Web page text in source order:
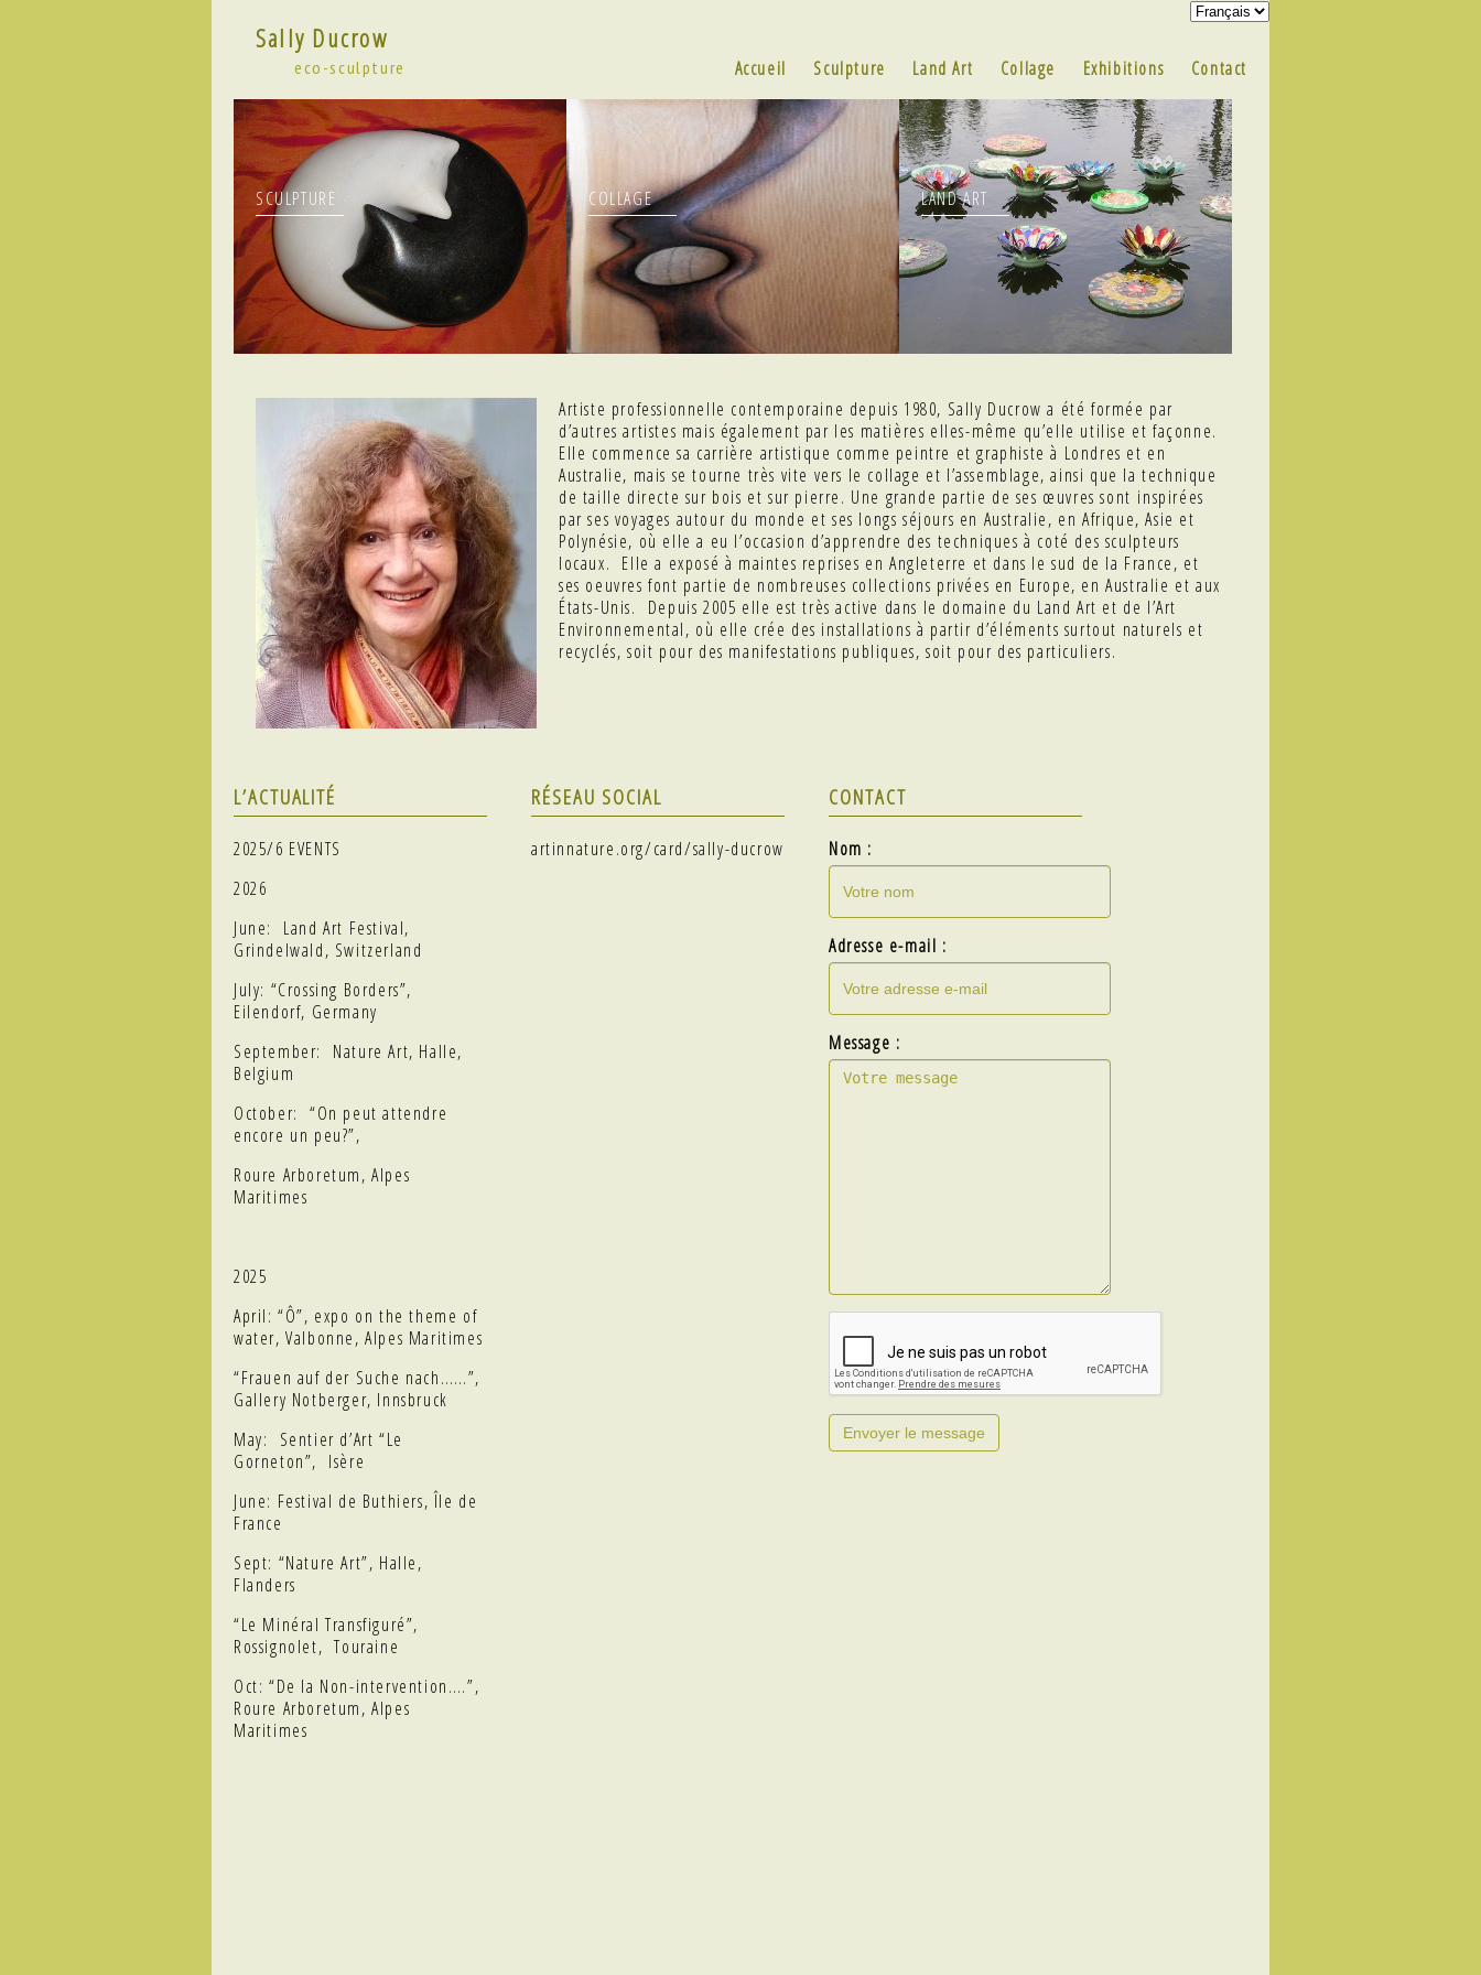
Sally Ducrow
eco-sculpture Accueil Sculpture Land Art Collage Exhibitions Contact
SCULPTURE COLLAGE LAND ART
Artiste professionnelle contemporaine depuis 1980, Sally Ducrow a été formée par
d’autres artistes mais également par les matières elles-même qu’elle utilise et façonne.
Elle commence sa carrière artistique comme peintre et graphiste à Londres et en
Australie, mais se tourne très vite vers le collage et l’assemblage, ainsi que la technique
de taille directe sur bois et sur pierre. Une grande partie de ses œuvres sont inspirées
par ses voyages autour du monde et ses longs séjours en Australie, en Afrique, Asie et
Polynésie, où elle a eu l’occasion d’apprendre des techniques à coté des sculpteurs
locaux. Elle a exposé à maintes reprises en Angleterre et dans le sud de la France, et
ses oeuvres font partie de nombreuses collections privées en Europe, en Australie et aux
États-Unis. Depuis 2005 elle est très active dans le domaine du Land Art et de l’Art
Environnemental, où elle crée des installations à partir d’éléments surtout naturels et
recyclés, soit pour des manifestations publiques, soit pour des particuliers.
L’ACTUALITÉ
2025/6 EVENTS
2026
June: Land Art Festival,
Grindelwald, Switzerland
July: “Crossing Borders”,
Eilendorf, Germany
September: Nature Art, Halle,
Belgium
October: “On peut attendre
encore un peu?”,
Roure Arboretum, Alpes
Maritimes
2025
April: “Ô”, expo on the theme of
water, Valbonne, Alpes Maritimes
“Frauen auf der Suche nach……”,
Gallery Notberger, Innsbruck
May: Sentier d’Art “Le
Gorneton”, Isère
June: Festival de Buthiers, Île de
France
Sept: “Nature Art”, Halle,
Flanders
“Le Minéral Transfiguré”,
Rossignolet, Touraine
Oct: “De la Non-intervention….”,
Roure Arboretum, Alpes
Maritimes
RÉSEAU SOCIAL
artinnature.org/card/sally-ducrow
CONTACT
Nom :
Adresse e-mail :
Message :